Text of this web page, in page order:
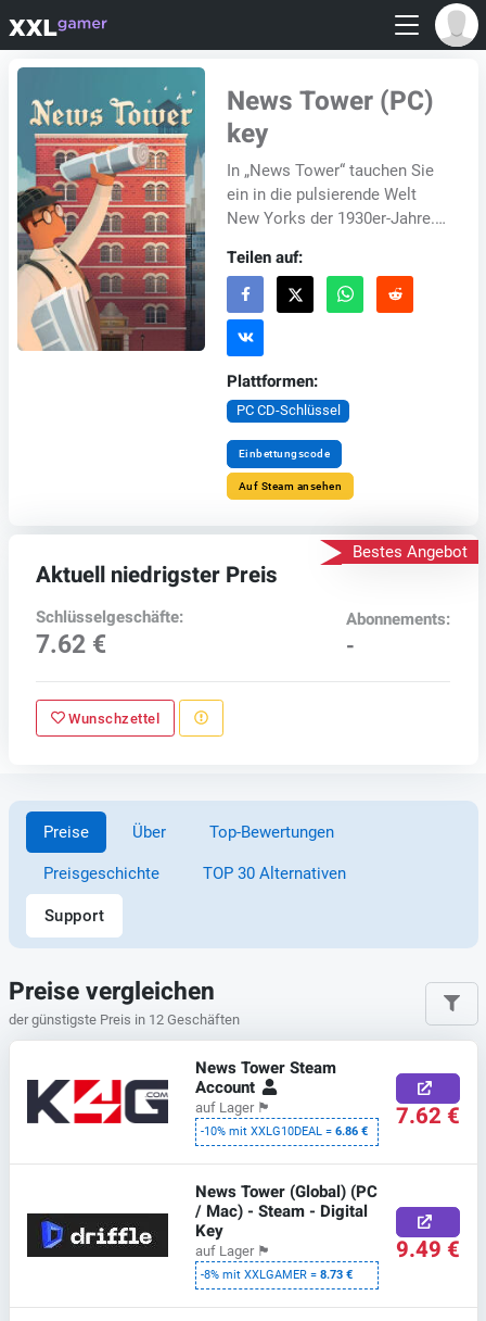
News Tower (PC)
key
In „News Tower“ tauchen Sie
ein in die pulsierende Welt
New Yorks der 1930er-Jahre.
Tycoon-Spiel gründen und
leiten Sie Ihre eige...
Teilen auf:
Plattformen:
PC CD-Schlüssel
Einbettungscode
Auf Steam ansehen
Bestes Angebot
Aktuell niedrigster Preis
Schlüsselgeschäfte:
7.62 €
Abonnements:
-
Wunschzettel
Preise Über Top-Bewertungen
Preisgeschichte TOP 30 Alternativen
Support
Preise vergleichen
der günstigste Preis in 12 Geschäften
News Tower Steam
Account
auf Lager 🏴
-10% mit XXLG10DEAL =6.86 € 7.62 €
News Tower (Global) (PC
/ Mac) - Steam - Digital
Key
auf Lager 🏴
-8% mit XXLGAMER =8.73 €
9.49 €